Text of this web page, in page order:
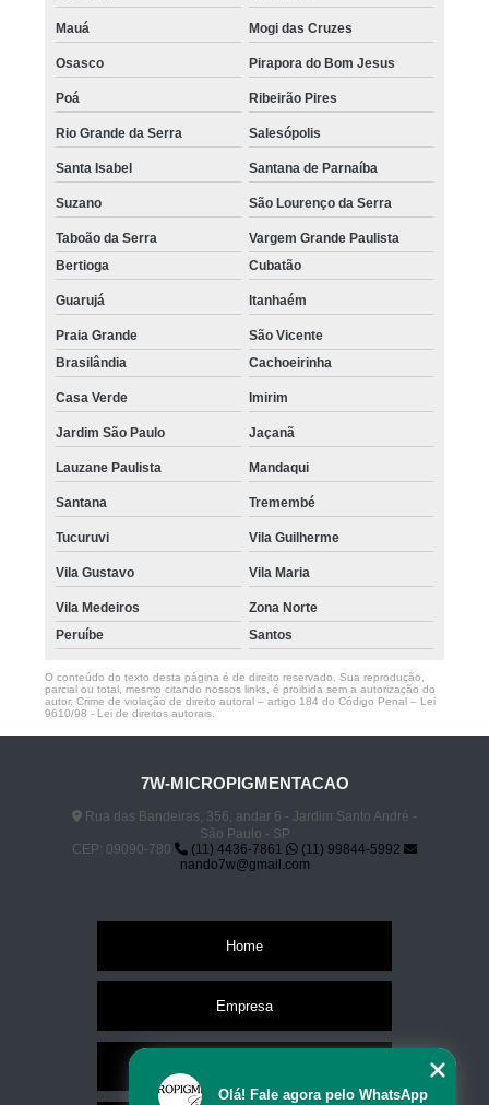
Mauá Mogi das Cruzes
Osasco Pirapora do Bom Jesus
Poá Ribeirão Pires
Rio Grande da Serra Salesópolis
Santa Isabel Santana de Parnaíba
Suzano São Lourenço da Serra
Taboão da Serra
Vargem Grande Paulista
Bertioga
Cubatão
Guarujá Itanhaém
Praia Grande
São Vicente
Brasilândia
Cachoeirinha
Casa Verde Imirim
Jardim São Paulo Jaçanã
Lauzane Paulista Mandaqui
Santana Tremembé
Tucuruvi Vila Guilherme
Vila Gustavo Vila Maria
Vila Medeiros
Zona Norte
Peruíbe
Santos
O conteúdo do texto desta página é de direito reservado. Sua reprodução,
parcial ou total, mesmo citando nossos links, é proibida sem a autorização do
autor. Crime de violação de direito autoral – artigo 184 do Código Penal – Lei
9610/98 - Lei de direitos autorais
7W-MICROPIGMENTACAO
Rua das Bandeiras, 356, andar 6 - Jardim Santo André -
São Paulo - SP
CEP: 09090-780
(11) 4436-7861
(11) 99844-5992
nando7w@gmail.com
Home
Empresa
Olá! Fale agora pelo WhatsApp